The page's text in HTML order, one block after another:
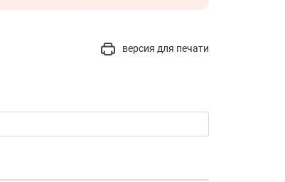
версия для печати